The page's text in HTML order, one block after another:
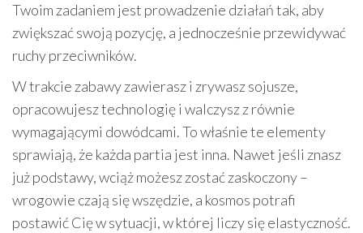
Twoim zadaniem jest prowadzenie działań tak, aby
zwiększać swoją pozycję, a jednocześnie przewidywać
ruchy przeciwników.
W trakcie zabawy zawierasz i zrywasz sojusze,
opracowujesz technologię i walczysz z równie
wymagającymi dowódcami. To właśnie te elementy
sprawiają, że każda partia jest inna. Nawet jeśli znasz
już podstawy, wciąż możesz zostać zaskoczony –
wrogowie czają się wszędzie, a kosmos potrafi
postawić Cię w sytuacji, w której liczy się elastyczność.